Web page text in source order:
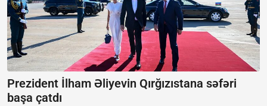
Prezident İlham Əliyevin Qırğızıstana səfəri
başa çatdı